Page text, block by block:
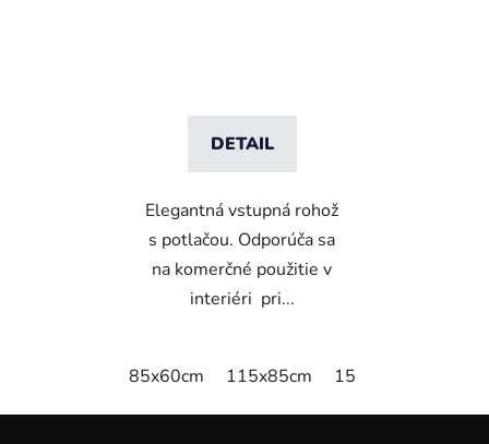
DETAIL
Elegantná vstupná rohož
s potlačou. Odporúča sa
na komerčné použitie v
interiéri pri...
85x60cm 115x85cm 150x85cm